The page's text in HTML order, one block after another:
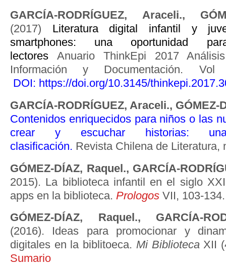
GARCÍA-RODRÍGUEZ, Araceli.,
(2017) Literatura digital infantil y
smartphones: una oportunidad
lectores
Anuario ThinkEpi 2017
Información y Documentación.
DOI: https://doi.org/10.3145/
GARCÍA-RODRÍGUEZ, Araceli., GÓMEZ-
Contenidos enriquecidos para niños o las
crear y escuchar historias:
clasificación. Revista Chilena de Literatura,
GÓMEZ-DÍAZ, Raquel., GARCÍA-
2015). La biblioteca infantil en el siglo
apps en la biblioteca. Prologos VII, 103-134.
GÓMEZ-DÍAZ, Raquel., GARCÍA-
(2016). Ideas para promocionar y
digitales en la biblitoeca. Mi BibliotecaXII
Sumario